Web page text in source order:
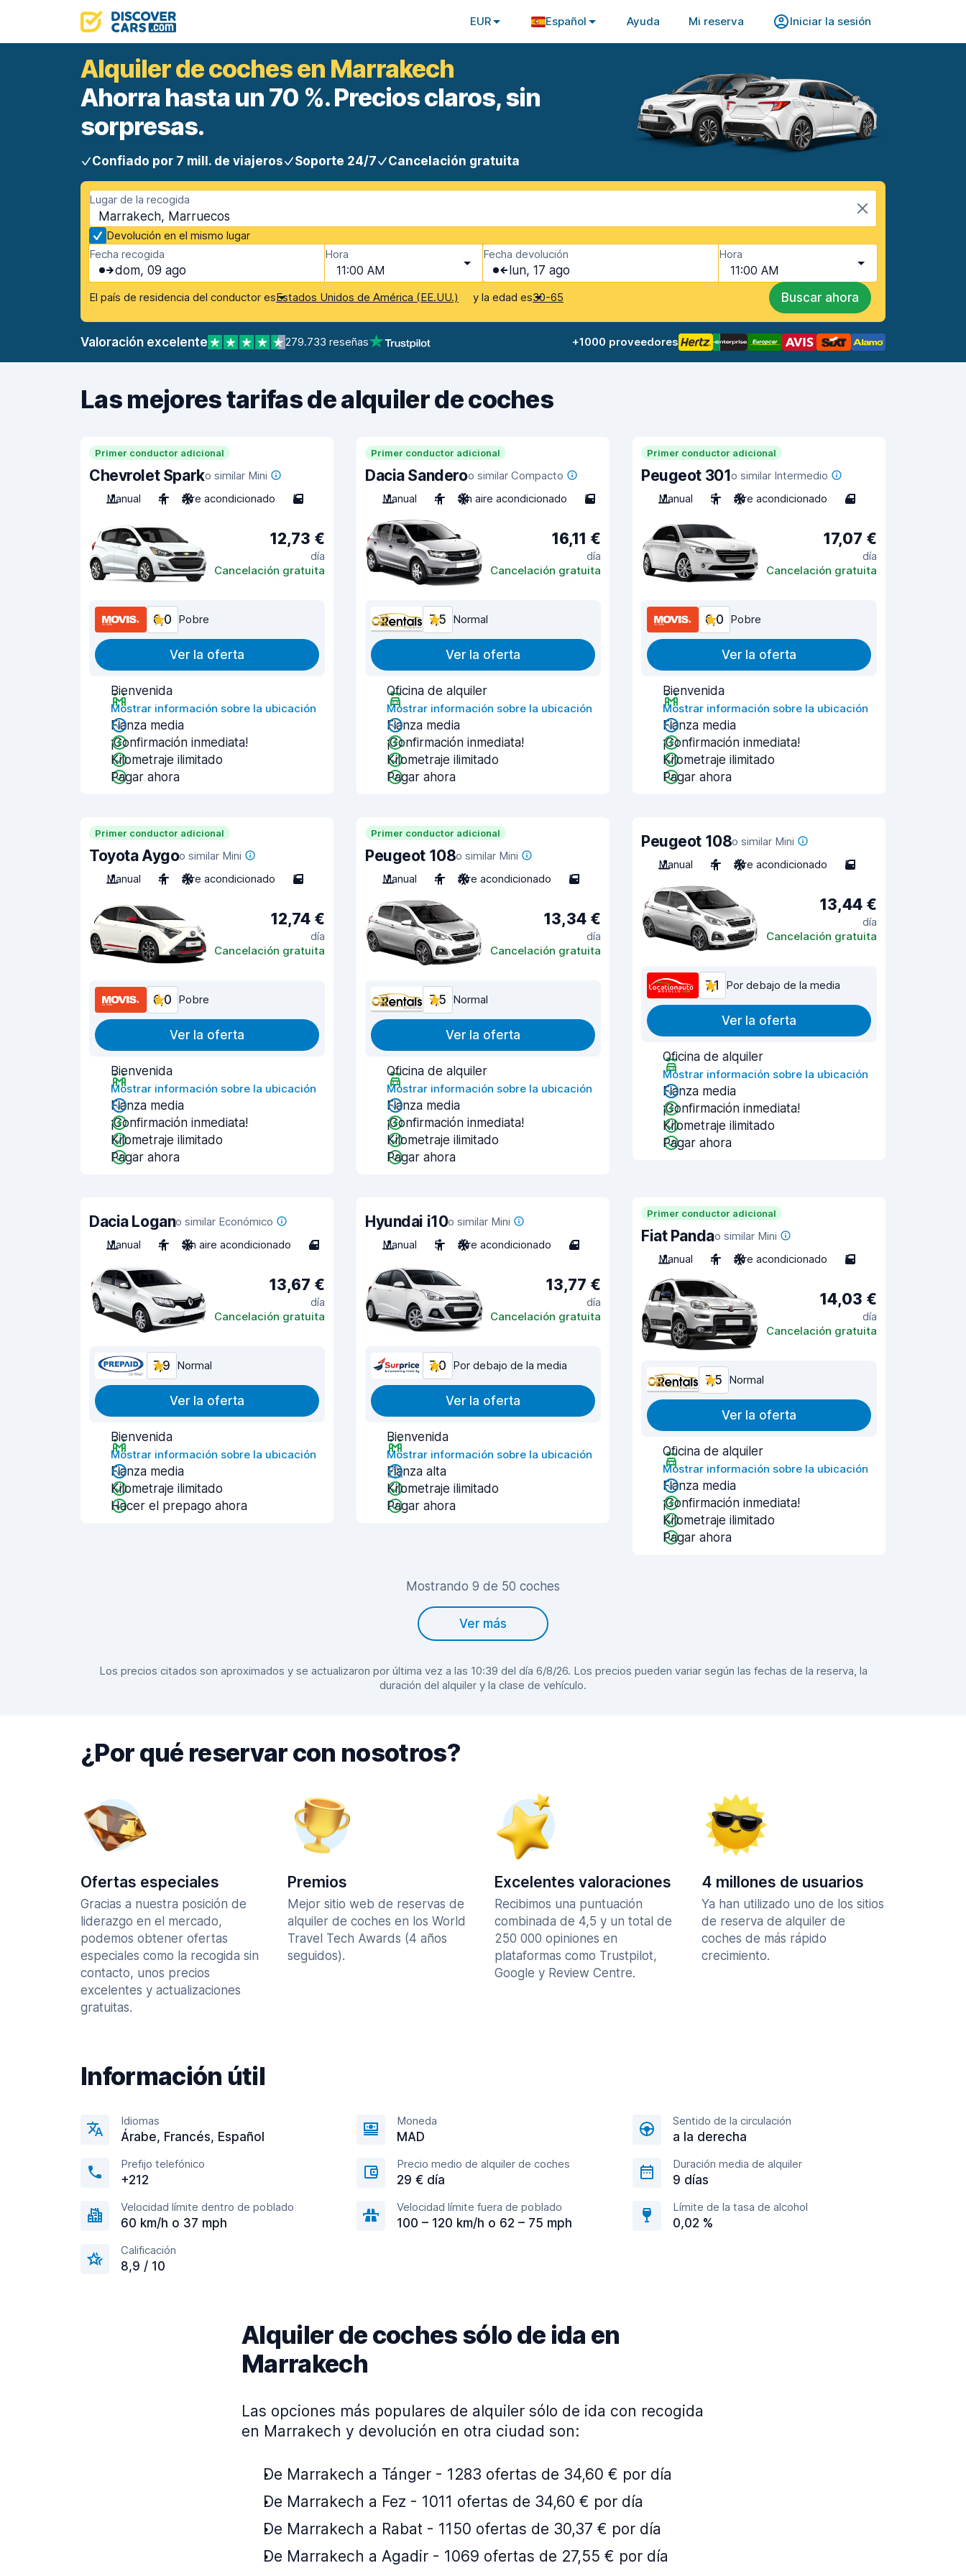
EUR Español Ayuda Mi reserva Iniciar la sesión
Alquiler de coches en Marrakech
Ahorra hasta un 70 %. Precios claros, sin
sorpresas.
Confiado por 7 mill. de viajeros Soporte 24/7 Cancelación gratuita
Lugar de la recogida
Marrakech, Marruecos
Devolución en el mismo lugar
Fecha recogida
dom, 09 ago
Hora
11:00 AM
Fecha devolución
lun, 17 ago
Hora
11:00 AM
El país de residencia del conductor esEstados Unidos de América (EE.UU.) y la edad es30-65 Buscar ahora
Valoración excelente 279.733 reseñas +1000 proveedores
Las mejores tarifas de alquiler de coches
Primer conductor adicional
Chevrolet Sparko similar Mini
Manual
4 Aire acondicionado 5
12,73 €
día
Cancelación gratuita
6,0 Pobre
Ver la oferta
Bienvenida
Mostrar información sobre la ubicación
Fianza media
¡Confirmación inmediata!
Kilometraje ilimitado
Pagar ahora
Primer conductor adicional
Dacia Sanderoo similar Compacto
Manual
4 Sin aire acondicionado 5
16,11 €
día
Cancelación gratuita
7,5 Normal
Ver la oferta
Oficina de alquiler
Mostrar información sobre la ubicación
Fianza media
¡Confirmación inmediata!
Kilometraje ilimitado
Pagar ahora
Primer conductor adicional
Peugeot 301o similar Intermedio
Manual
5 Aire acondicionado 4
17,07 €
día
Cancelación gratuita
6,0 Pobre
Ver la oferta
Bienvenida
Mostrar información sobre la ubicación
Fianza media
¡Confirmación inmediata!
Kilometraje ilimitado
Pagar ahora
Primer conductor adicional
Toyota Aygoo similar Mini
Manual
4 Aire acondicionado 5
12,74 €
día
Cancelación gratuita
6,0 Pobre
Ver la oferta
Bienvenida
Mostrar información sobre la ubicación
Fianza media
¡Confirmación inmediata!
Kilometraje ilimitado
Pagar ahora
Primer conductor adicional
Peugeot 108o similar Mini
Manual
4 Aire acondicionado 5
13,34 €
día
Cancelación gratuita
7,5 Normal
Ver la oferta
Oficina de alquiler
Mostrar información sobre la ubicación
Fianza media
¡Confirmación inmediata!
Kilometraje ilimitado
Pagar ahora
Peugeot 108o similar Mini
Manual
4 Aire acondicionado 5
13,44 €
día
Cancelación gratuita
7,1 Por debajo de la media
Ver la oferta
Oficina de alquiler
Mostrar información sobre la ubicación
Fianza media
¡Confirmación inmediata!
Kilometraje ilimitado
Pagar ahora
Dacia Logano similar Económico
Manual
4 Sin aire acondicionado 4
13,67 €
día
Cancelación gratuita
7,9 Normal
Ver la oferta
Bienvenida
Mostrar información sobre la ubicación
Fianza media
Kilometraje ilimitado
Hacer el prepago ahora
Hyundai i10o similar Mini
Manual
5 Aire acondicionado 4
13,77 €
día
Cancelación gratuita
7,0 Por debajo de la media
Ver la oferta
Bienvenida
Mostrar información sobre la ubicación
Fianza alta
Kilometraje ilimitado
Pagar ahora
Primer conductor adicional
Fiat Pandao similar Mini
Manual
4 Aire acondicionado 5
14,03 €
día
Cancelación gratuita
7,5 Normal
Ver la oferta
Oficina de alquiler
Mostrar información sobre la ubicación
Fianza media
¡Confirmación inmediata!
Kilometraje ilimitado
Pagar ahora
Mostrando 9 de 50 coches
Ver más
Los precios citados son aproximados y se actualizaron por última vez a las 10:39 del día 6/8/26. Los precios pueden variar según las fechas de la reserva, la
duración del alquiler y la clase de vehículo.
¿Por qué reservar con nosotros?
Ofertas especiales
Gracias a nuestra posición de
liderazgo en el mercado,
podemos obtener ofertas
especiales como la recogida sin
contacto, unos precios
excelentes y actualizaciones
gratuitas.
Premios
Mejor sitio web de reservas de
alquiler de coches en los World
Travel Tech Awards (4 años
seguidos).
Excelentes valoraciones
Recibimos una puntuación
combinada de 4,5 y un total de
250 000 opiniones en
plataformas como Trustpilot,
Google y Review Centre.
4 millones de usuarios
Ya han utilizado uno de los sitios
de reserva de alquiler de
coches de más rápido
crecimiento.
Información útil
Idiomas
Árabe, Francés, Español
Moneda
MAD
Sentido de la circulación
a la derecha
Prefijo telefónico
+212
Precio medio de alquiler de coches
29 € día
Duración media de alquiler
9 días
Velocidad límite dentro de poblado
60 km/h o 37 mph
Velocidad límite fuera de poblado
100 – 120 km/h o 62 – 75 mph
Límite de la tasa de alcohol
0,02 %
Calificación
8,9 / 10
Alquiler de coches sólo de ida en
Marrakech
Las opciones más populares de alquiler sólo de ida con recogida
en Marrakech y devolución en otra ciudad son:
De Marrakech a Tánger - 1283 ofertas de 34,60 € por día
De Marrakech a Fez - 1011 ofertas de 34,60 € por día
De Marrakech a Rabat - 1150 ofertas de 30,37 € por día
De Marrakech a Agadir - 1069 ofertas de 27,55 € por día